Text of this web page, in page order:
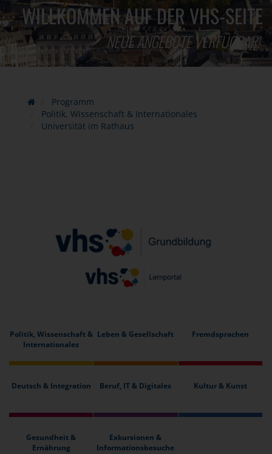
WILLKOMMEN AUF DER VHS-SEITE
NEUE ANGEBOTE VERFÜGBAR!
Programm
Politik, Wissenschaft & Internationales
Universität im Rathaus
Politik, Wissenschaft &
Internationales
Leben & Gesellschaft Fremdsprachen
Deutsch & Integration Beruf, IT & Digitales Kultur & Kunst
Gesundheit &
Ernährung
Exkursionen &
Informationsbesuche